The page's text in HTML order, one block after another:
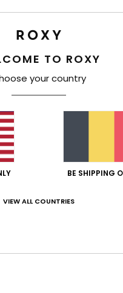
TO ROXY
your country
BE SHIPPING
VIEW ALL COUNTRIES